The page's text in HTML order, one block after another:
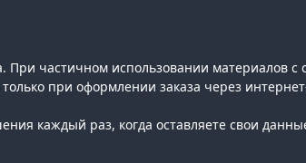
частичном использовании материалов с
при оформлении заказа через
каждый раз, когда оставляете свои